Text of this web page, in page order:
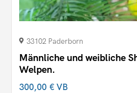
33102 Paderborn
Männliche und weibliche
Welpen.
300,00 €VB